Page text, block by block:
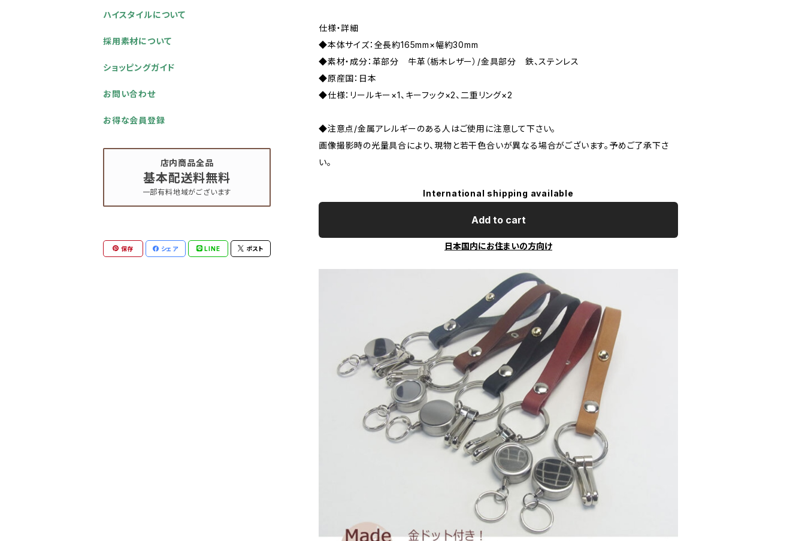
仕様・詳細
◆本体サイズ：全長約165mm×幅約30mm
◆素材・成分：革部分 牛革（栃木レザー）/金具部分 鉄、ステンレス
◆原産国：日本
◆仕様：リールキー×1、キーフック×2、二重リング×2
◆注意点/金属アレルギーのある人はご使用に注意して下さい。
画像撮影時の光量具合により、現物と若干色合いが異なる場合がございます。予めご了承下さ
い。
International shipping available
Add to cart
日本国内にお住まいの方向け
ハイスタイルについて
採用素材について
ショッピングガイド
お問い合わせ
お得な会員登録
店内商品全品
基本配送料無料
一部有料地域がございます
保存 シェア LINE ポスト